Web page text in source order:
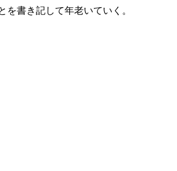
を書き記して年老いていく。